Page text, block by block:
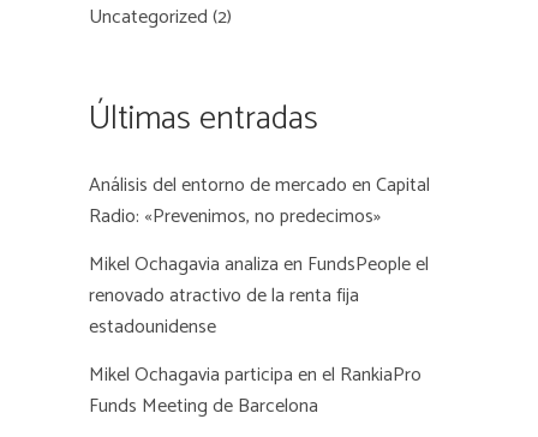
Uncategorized(2)
Últimas entradas
Análisis del entorno de mercado en Capital
Radio: «Prevenimos, no predecimos»
Mikel Ochagavia analiza en FundsPeople el
renovado atractivo de la renta fija
estadounidense
Mikel Ochagavia participa en el RankiaPro
Funds Meeting de Barcelona